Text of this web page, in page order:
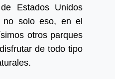
Estados Unidos
no solo eso, en el
otros parques
de todo tipo